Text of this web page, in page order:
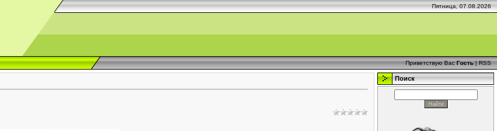
Пятница, 07.08.2026
Приветствую Вас Гость|RSS
Поиск